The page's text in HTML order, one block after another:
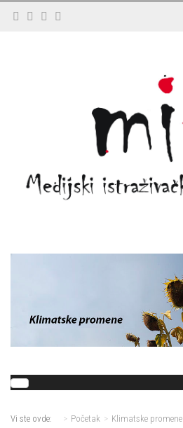
Vi ste ovde: Početak
Klimatske promene